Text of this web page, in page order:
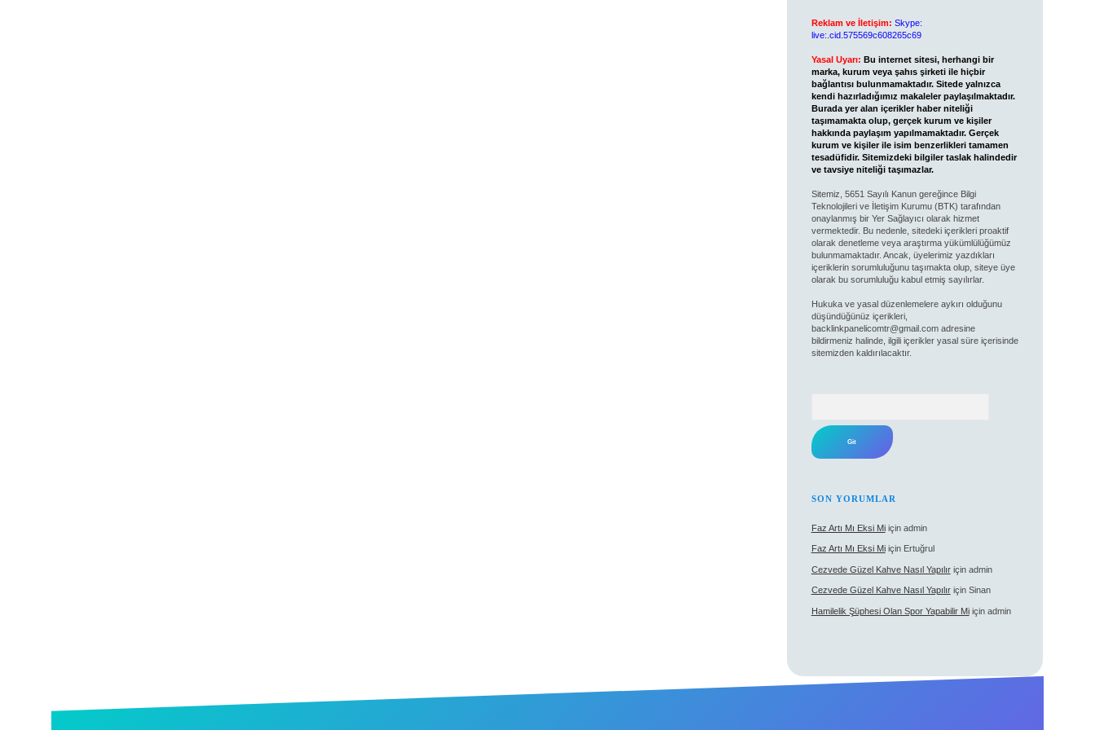
Reklam ve İletişim: Skype:
live:.cid.575569c608265c69
Yasal Uyarı: Bu internet sitesi, herhangi bir
marka, kurum veya şahıs şirketi ile hiçbir
bağlantısı bulunmamaktadır. Sitede yalnızca
kendi hazırladığımız makaleler paylaşılmaktadır.
Burada yer alan içerikler haber niteliği
taşımamakta olup, gerçek kurum ve kişiler
hakkında paylaşım yapılmamaktadır. Gerçek
kurum ve kişiler ile isim benzerlikleri tamamen
tesadüfidir. Sitemizdeki bilgiler taslak halindedir
ve tavsiye niteliği taşımazlar.
Sitemiz, 5651 Sayılı Kanun gereğince Bilgi
Teknolojileri ve İletişim Kurumu (BTK) tarafından
onaylanmış bir Yer Sağlayıcı olarak hizmet
vermektedir. Bu nedenle, sitedeki içerikleri proaktif
olarak denetleme veya araştırma yükümlülüğümüz
bulunmamaktadır. Ancak, üyelerimiz yazdıkları
içeriklerin sorumluluğunu taşımakta olup, siteye üye
olarak bu sorumluluğu kabul etmiş sayılırlar.
Hukuka ve yasal düzenlemelere aykırı olduğunu
düşündüğünüz içerikleri,
backlinkpanelicomtr@gmail.comadresine
bildirmeniz halinde, ilgili içerikler yasal süre içerisinde
sitemizden kaldırılacaktır.
SON YORUMLAR
Faz Artı Mı Eksi Miiçin admin
Faz Artı Mı Eksi Miiçin Ertuğrul
Cezvede Güzel Kahve Nasıl Yapılıriçin admin
Cezvede Güzel Kahve Nasıl Yapılıriçin Sinan
Hamilelik Şüphesi Olan Spor Yapabilir Miiçin admin